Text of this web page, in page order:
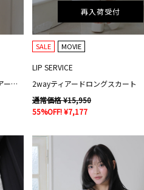
インナーショーパン付フリルティアードスカート
再入荷受付
SALE MOVIE
LIP SERVICE
2wayティアードロングスカート
通常価格 ¥15,950
55%OFF! ¥7,177